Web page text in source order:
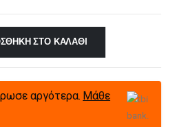
ΣΤΟ ΚΑΛΆΘΙ
αργότερα. Μάθε